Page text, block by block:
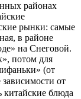
районах
рынки: самые
в районе
на Снеговой.
потом для
(от
от
китайские блюда